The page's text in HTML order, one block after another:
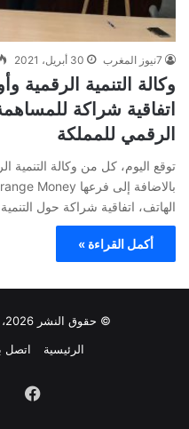
7نيوز المغرب 30 أبريل، 2021
وكالة التنمية الرقمية
اتفاقية شراكة
الرقمي للمملكة
الهاتف، اتفاقية شراكة حول
أكمل القراءة »
© حقوق النشر 2026، جميع الحقوق محفوظة |
الرئيسية
اتصل